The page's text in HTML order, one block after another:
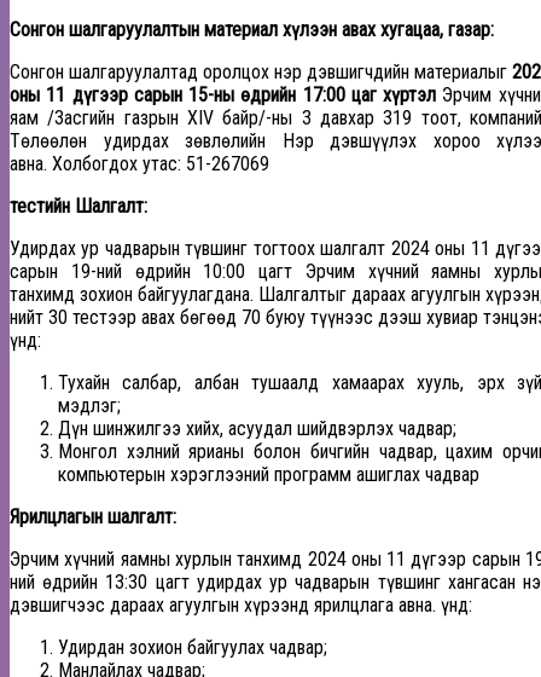
Сонгон шалгаруулалтын материал хүлээн авах хугацаа, газар:
Сонгон шалгаруулалтад оролцох нэр дэвшигчдийн материалыг 202
оны 11 дүгээр сарын 15-ны өдрийн 17:00 цаг хүртэл Эрчим
яам /Засгийн газрын XIV байр/-ны 3 давхар 319 тоот,
Төлөөлөн удирдах зөвлөлийн Нэр дэвшүүлэх хороо
авна. Холбогдох утас: 51-267069
тестийн Шалгалт:
Удирдах ур чадварын түвшинг тогтоох шалгалт 2024 оны 11
сарын 19-ний өдрийн 10:00 цагт Эрчим хүчний яамны
танхимд зохион байгуулагдана. Шалгалтыг дараах агуулгын
нийт 30 тестээр авах бөгөөд 70 буюу түүнээс дээш хувиар
Үүнд:
Тухайн салбар, албан тушаалд хамаарах хууль, эрх
мэдлэг;
Дүн шинжилгээ хийх, асуудал шийдвэрлэх чадвар;
Монгол хэлний ярианы болон бичгийн чадвар, цахим
компьютерын хэрэглээний программ ашиглах чадвар
Ярилцлагын шалгалт:
Эрчим хүчний яамны хурлын танхимд 2024 оны 11 дүгээр сарын
ний өдрийн 13:30 цагт удирдах ур чадварын түвшинг хангасан
дэвшигчээс дараах агуулгын хүрээнд ярилцлага авна. Үүнд:
Удирдан зохион байгуулах чадвар;
Манлайлах чадвар;